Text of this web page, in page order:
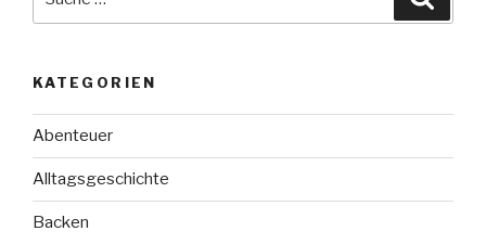
nach:
KATEGORIEN
Abenteuer
Alltagsgeschichte
Backen